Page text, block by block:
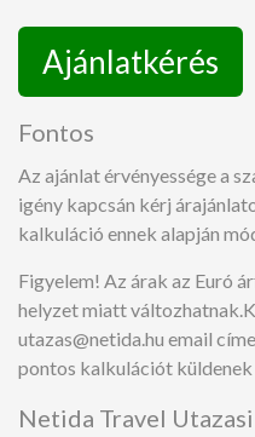
Ajánlatkérés
Fontos
Az ajánlat érvényessége a
igény kapcsán kérj
kalkuláció ennek alapján
Figyelem! Az árak az Euró
helyzet miatt
utazas@netida.hu email
pontos kalkulációt küldenek
Netida Travel